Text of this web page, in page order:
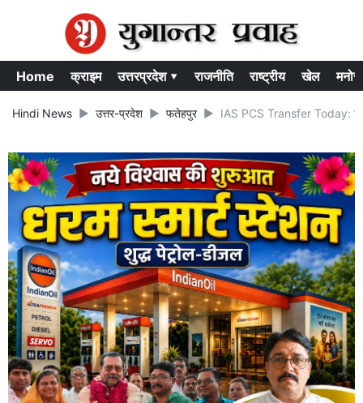
Home क्राइम उत्तरप्रदेश ▾ राजनीति राष्ट्रीय खेल
Hindi News उत्तर-प्रदेश फतेहपुर IAS PCS Transfer Today: